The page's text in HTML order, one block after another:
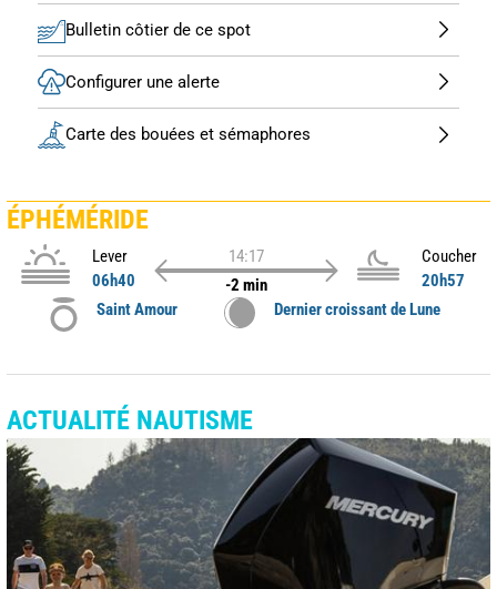
Bulletin côtier de ce spot
Configurer une alerte
Carte des bouées et sémaphores
ÉPHÉMÉRIDE
Lever
06h40
14:17
-2 min
Coucher
20h57
Saint Amour
Dernier croissant de Lune
ACTUALITÉ NAUTISME